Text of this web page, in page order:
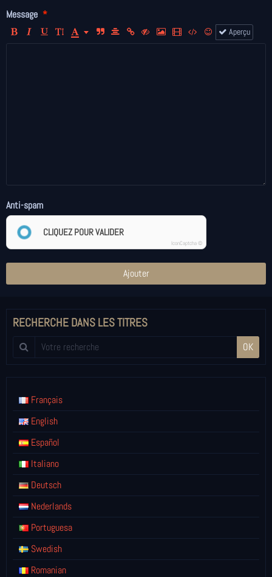
Message
Aperçu
Anti-spam
CLIQUEZ POUR VALIDER
IconCaptcha ©
Ajouter
RECHERCHE DANS LES TITRES
OK
Français
English
Español
Italiano
Deutsch
Nederlands
Portuguesa
Swedish
Romanian